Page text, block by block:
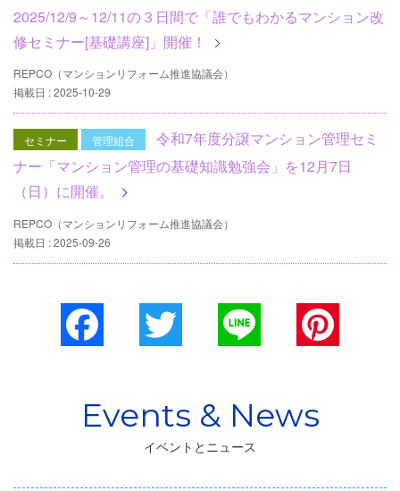
2025/12/9～12/11の３日間で「誰でもわかるマンション改
修セミナー[基礎講座]」開催！
REPCO（マンションリフォーム推進協議会）
掲載日 : 2025-10-29
セミナー 管理組合
令和7年度分譲マンション管理セミ
ナー「マンション管理の基礎知識勉強会」を12⽉7⽇
（⽇）に開催。
REPCO（マンションリフォーム推進協議会）
掲載日 : 2025-09-26
Facebook
イベントとニュース